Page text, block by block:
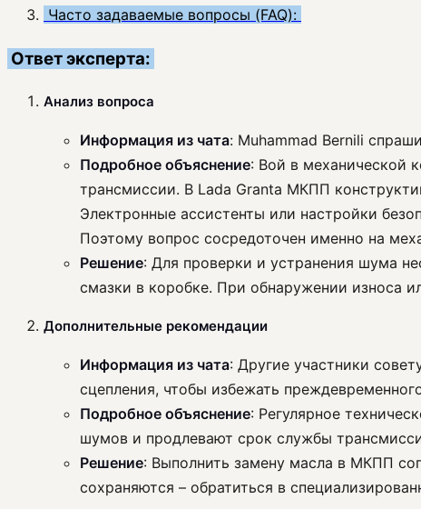
Часто задаваемые вопросы (FAQ):
Ответ эксперта:
Анализ вопроса
Информация из чата: Muhammad Bernili
Подробное объяснение: Вой в механической
трансмиссии. В Lada Granta МКПП
Электронные ассистенты или настройки
Поэтому вопрос сосредоточен именно на
Решение: Для проверки и устранения шума
смазки в коробке. При обнаружении износа
Дополнительные рекомендации
Информация из чата: Другие участники
сцепления, чтобы избежать
Подробное объяснение: Регулярное
шумов и продлевают срок службы
Решение: Выполнить замену масла в МКПП
сохраняются – обратиться в